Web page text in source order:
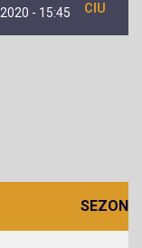
- 15:45 CIU
SEZON